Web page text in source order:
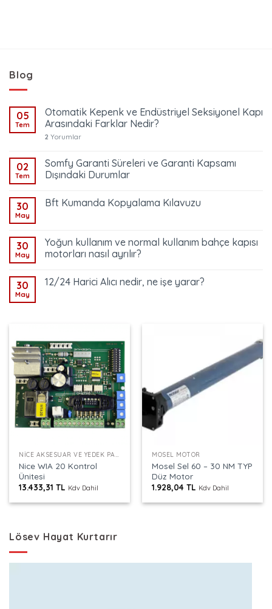
Blog
05
Tem
Otomatik Kepenk ve Endüstriyel Seksiyonel Kapı
Arasındaki Farklar Nedir?
2 Yorumlar
02
Tem
Somfy Garanti Süreleri ve Garanti Kapsamı
Dışındaki Durumlar
30
May
Bft Kumanda Kopyalama Kılavuzu
30
May
Yoğun kullanım ve normal kullanım bahçe kapısı
motorları nasıl ayrılır?
30
May
12/24 Harici Alıcı nedir, ne işe yarar?
NICE AKSESUAR VE YEDEK PARÇALAR
Nice WIA 20 Kontrol
Ünitesi
13.433,31TL Kdv Dahil
MOSEL MOTOR
Mosel Sel 60 – 30 NM TYP
Düz Motor
1.928,04TL Kdv Dahil
Lösev Hayat Kurtarır